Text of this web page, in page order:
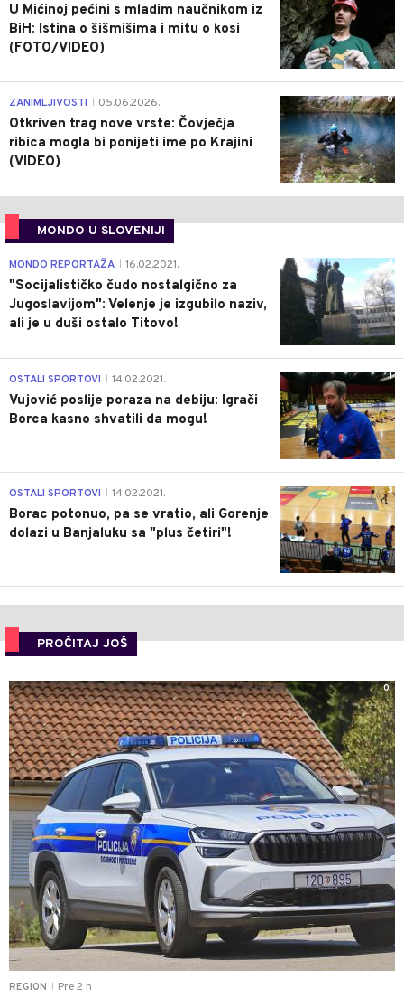
U Mićinoj pećini s mladim naučnikom iz
BiH: Istina o šišmišima i mitu o kosi
(FOTO/VIDEO)
0
ZANIMLJIVOSTI 05.06.2026.
Otkriven trag nove vrste: Čovječja
ribica mogla bi ponijeti ime po Krajini
(VIDEO)
MONDO U SLOVENIJI
4
MONDO REPORTAŽA 16.02.2021.
"Socijalističko čudo nostalgično za
Jugoslavijom": Velenje je izgubilo naziv,
ali je u duši ostalo Titovo!
1
OSTALI SPORTOVI 14.02.2021.
Vujović poslije poraza na debiju: Igrači
Borca kasno shvatili da mogu!
3
OSTALI SPORTOVI 14.02.2021.
Borac potonuo, pa se vratio, ali Gorenje
dolazi u Banjaluku sa "plus četiri"!
PROČITAJ JOŠ
REGION Pre 2 h
0